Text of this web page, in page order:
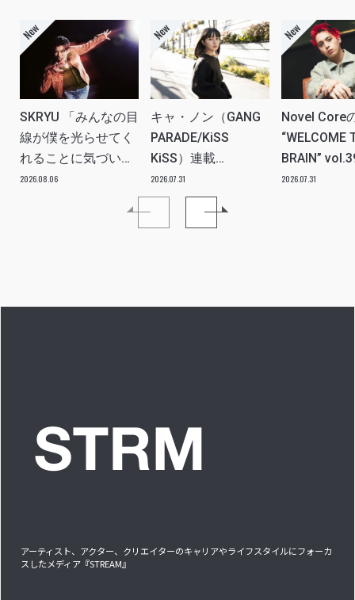
SKRYU 「みんなの目
線が僕を光らせてく
れることに気づい
た」 INTERVIEW
2026.08.06
キャ・ノン（GANG
PARADE/KiSS
KiSS）連載
vol.112「特別企画
メンバーともっとは
2026.07.31
Novel Core
“WELCOME
BRAIN”
分たちの世
2026.07.31
アーティスト、アクター、クリエイターのキャリアやライフスタイルにフォーカ
スしたメディア『STREAM』